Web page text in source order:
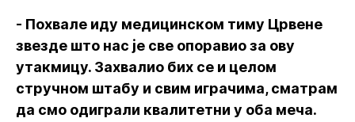
- Похвале иду медицинском тиму Црвене
звезде што нас је све опоравио за ову
утакмицу. Захвалио бих се и целом
стручном штабу и свим играчима, сматрам
да смо одиграли квалитетни у оба меча.